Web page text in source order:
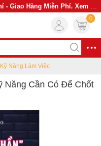
Hàng Miễn Phí. Xem Ngay
0
Kỹ Năng Làm Việc
Năng Cần Có Để Chốt